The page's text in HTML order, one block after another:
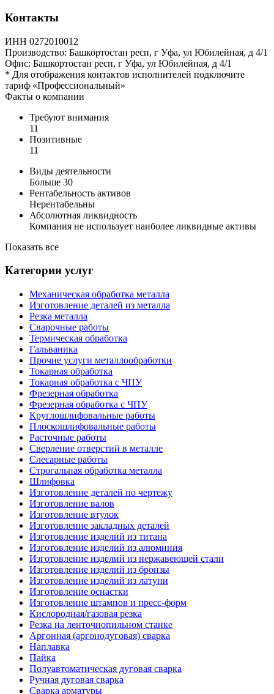
Контакты
ИНН 0272010012
Производство: Башкортостан респ, г Уфа, ул Юбилейная, д 4/1
Офис: Башкортостан респ, г Уфа, ул Юбилейная, д 4/1
* Для отображения контактов исполнителей подключите
тариф «Профессиональный»
Факты о компании
Требуют внимания
11
Позитивные
11
Виды деятельности
Больше 30
Рентабельность активов
Нерентабельны
Абсолютная ликвидность
Компания не использует наиболее ликвидные активы
Показать все
Категории услуг
Механическая обработка металла
Изготовление деталей из металла
Резка металла
Сварочные работы
Термическая обработка
Гальваника
Прочие услуги металлообработки
Токарная обработка
Токарная обработка с ЧПУ
Фрезерная обработка
Фрезерная обработка c ЧПУ
Круглошлифовальные работы
Плоскошлифовальные работы
Расточные работы
Сверление отверстий в металле
Слесарные работы
Строгальная обработка металла
Шлифовка
Изготовление деталей по чертежу
Изготовление валов
Изготовление втулок
Изготовление закладных деталей
Изготовление изделий из титана
Изготовление изделий из алюминия
Изготовление изделий из нержавеющей стали
Изготовление изделий из бронзы
Изготовление изделий из латуни
Изготовление оснастки
Изготовление штампов и пресс-форм
Кислородная/газовая резка
Резка на ленточнопильном станке
Аргонная (аргонодуговая) сварка
Наплавка
Пайка
Полуавтоматическая дуговая сварка
Ручная дуговая сварка
Сварка арматуры